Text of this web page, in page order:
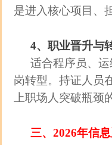
是进入核心项目、
4、职业晋升与
适合程序员、
岗转型。持证人员
上职场人突破瓶颈
三、2026年信